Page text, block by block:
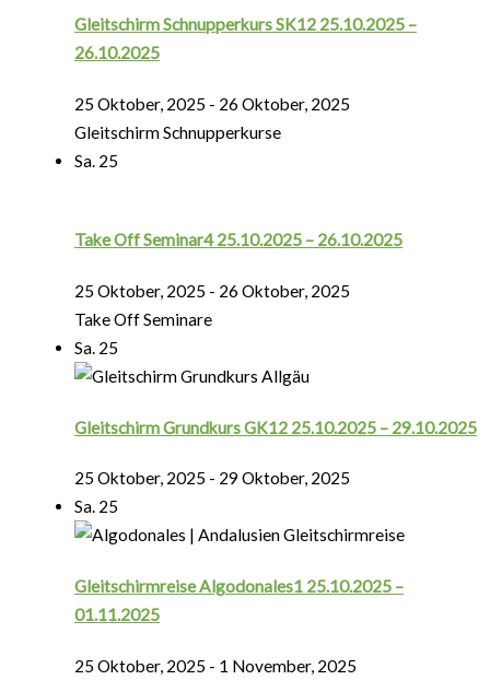
Gleitschirm Schnupperkurs SK12 25.10.2025 –
26.10.2025
25 Oktober, 2025 - 26 Oktober, 2025
Gleitschirm Schnupperkurse
Sa. 25
Take Off Seminar4 25.10.2025 – 26.10.2025
25 Oktober, 2025 - 26 Oktober, 2025
Take Off Seminare
Sa. 25
Gleitschirm Grundkurs GK12 25.10.2025 – 29.10.2025
25 Oktober, 2025 - 29 Oktober, 2025
Sa. 25
Gleitschirmreise Algodonales1 25.10.2025 –
01.11.2025
25 Oktober, 2025 - 1 November, 2025